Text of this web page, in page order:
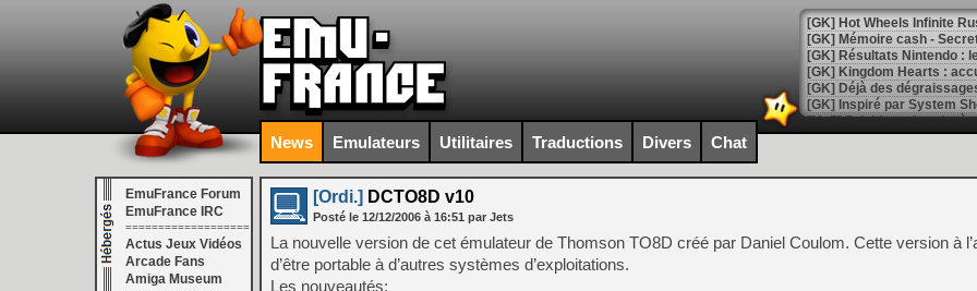
[GK] Hot Wheels Infinite
[GK] Mémoire cash -
[GK] Résultats Nintendo :
[GK] Déjà des
[Mo5] Brickboy cherche à
[GK] Minecraft et ses «
[GK] Beast of
[GK] Ubisoft : fin de partie
[GK] Mémoire cash -
[GK] Dan Houser (GTA)
[GK] Comment EA Sports
[GK] Crimson Moon : un
[GK] Isle of Reveries : le
[GK] Moonlighter 2 : The
News Emulateurs Utilitaires Traductions Divers Chat
EmuFrance Forum
EmuFrance IRC
===================
Actus Jeux Vidéos
Arcade Fans
Amiga Museum
[Ordi.] DCTO8D v10
Posté le 12/12/2006 à 16:51 par Jets
La nouvelle version de cet émulateur de Thomson TO8D créé par Daniel Coulom. Cette version à
d’être portable à d’autres systèmes d’exploitations.
Les nouveautés: